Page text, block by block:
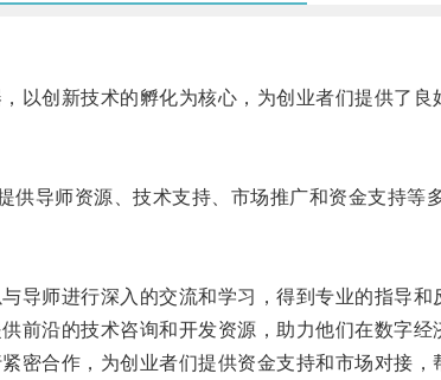
创新技术的孵化为核心，为创业者们提供了良
导师资源、技术支持、市场推广和资金支持等
师进行深入的交流和学习，得到专业的指导和
沿的技术咨询和开发资源，助力他们在数字经
合作，为创业者们提供资金支持和市场对接，